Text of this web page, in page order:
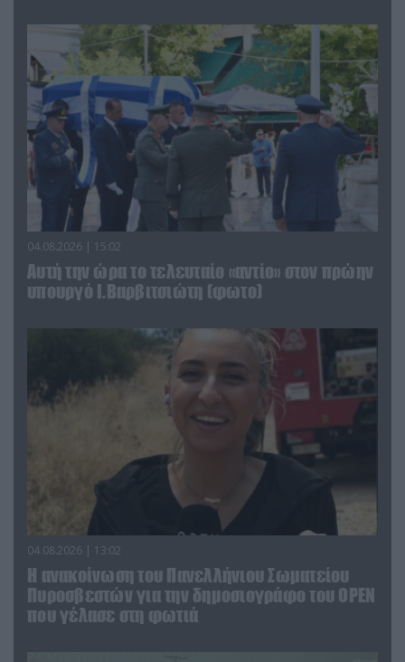
04.08.2026 | 15:02
Αυτή την ώρα το τελευταίο «αντίο» στον πρώην
υπουργό Ι.Βαρβιτσιώτη (φωτο)
04.08.2026 | 13:02
Η ανακοίνωση του Πανελλήνιου Σωματείου
Πυροσβεστών για την δημοσιογράφο του OPEN
που γέλασε στη φωτιά